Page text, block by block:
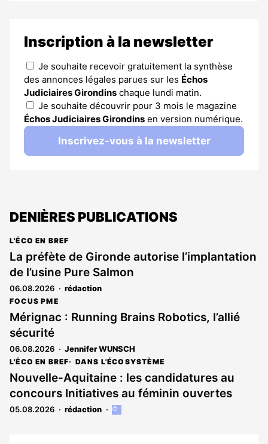
Inscription à la newsletter
Je souhaite recevoir gratuitement la synthèse
des annonces légales parues sur les Échos
Judiciaires Girondins chaque lundi matin.
Je souhaite découvrir pour 3 mois le magazine
Échos Judiciaires Girondins en version numérique.
Inscrivez-vous à la newsletter
DENIÈRES PUBLICATIONS
L'ÉCO EN BREF
La préfète de Gironde autorise l’implantation
de l’usine Pure Salmon
06.08.2026 rédaction
FOCUS PME
Mérignac : Running Brains Robotics, l’allié
sécurité
06.08.2026 Jennifer WUNSCH
L'ÉCO EN BREF DANS L'ÉCOSYSTÈME
Nouvelle-Aquitaine : les candidatures au
concours Initiatives au féminin ouvertes
05.08.2026 rédaction
Cet